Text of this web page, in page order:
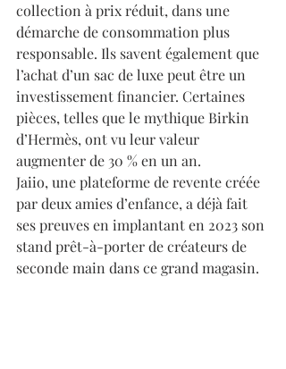
collection à prix réduit, dans une
démarche de consommation plus
responsable. Ils savent également que
l’achat d’un sac de luxe peut être un
investissement financier. Certaines
pièces, telles que le mythique Birkin
d’Hermès, ont vu leur valeur
augmenter de 30 % en un an.
Jaiio, une plateforme de revente créée
par deux amies d’enfance, a déjà fait
ses preuves en implantant en 2023 son
stand prêt-à-porter de créateurs de
seconde main dans ce grand magasin.